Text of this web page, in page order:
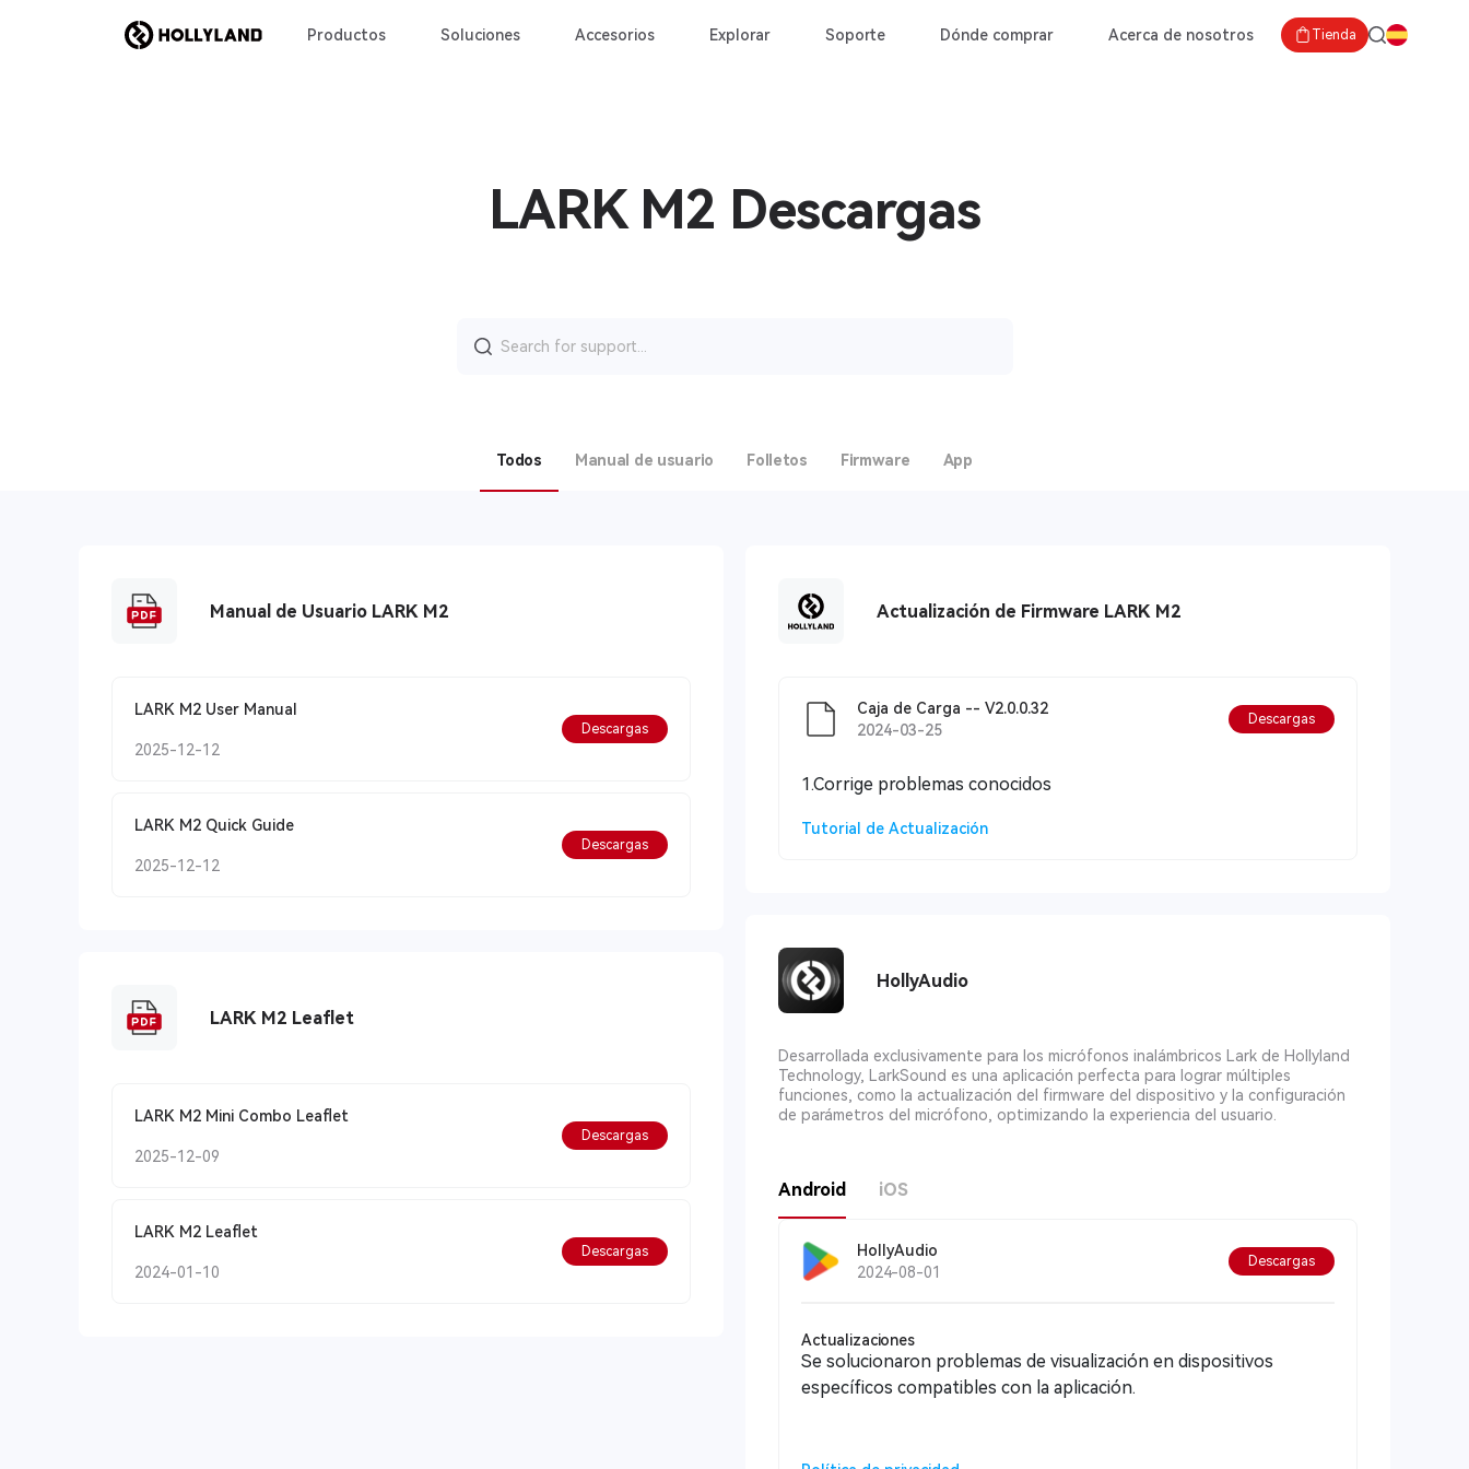
Productos Soluciones Accesorios Explorar Soporte Dónde comprar Acerca de nosotros Tienda
LARK M2 Descargas
Todos Manual de usuario Folletos Firmware App
Manual de Usuario LARK M2
LARK M2 User Manual
2025-12-12
Descargas
LARK M2 Quick Guide
2025-12-12
Descargas
LARK M2 Leaflet
LARK M2 Mini Combo Leaflet
2025-12-09
Descargas
LARK M2 Leaflet
2024-01-10
Descargas
Actualización de Firmware LARK M2
Caja de Carga -- V2.0.0.32
2024-03-25
Descargas
1.Corrige problemas conocidos
Tutorial de Actualización
HollyAudio
Desarrollada exclusivamente para los micrófonos inalámbricos Lark de Hollyland
Technology, LarkSound es una aplicación perfecta para lograr múltiples
funciones, como la actualización del firmware del dispositivo y la configuración
de parámetros del micrófono, optimizando la experiencia del usuario.
Android iOS
HollyAudio
2024-08-01
Descargas
Actualizaciones
Se solucionaron problemas de visualización en dispositivos
específicos compatibles con la aplicación.